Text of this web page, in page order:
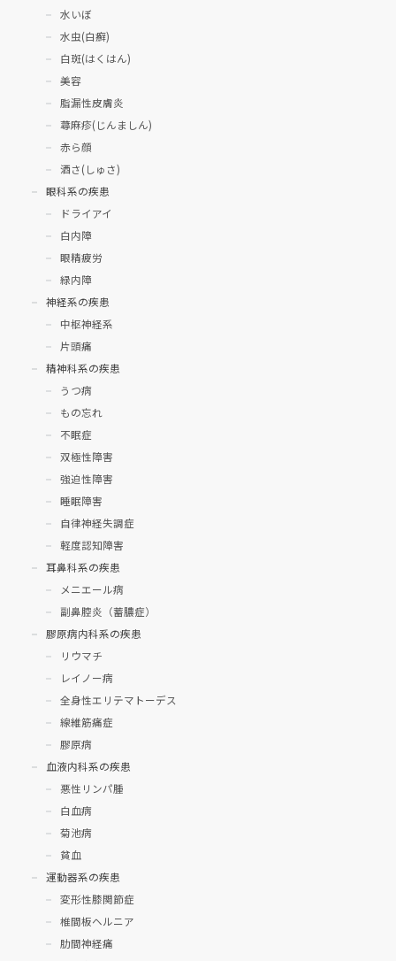
水いぼ
水虫(白癬)
白斑(はくはん)
美容
脂漏性皮膚炎
蕁麻疹(じんましん)
赤ら顔
酒さ(しゅさ)
眼科系の疾患
ドライアイ
白内障
眼精疲労
緑内障
神経系の疾患
中枢神経系
片頭痛
精神科系の疾患
うつ病
もの忘れ
不眠症
双極性障害
強迫性障害
睡眠障害
自律神経失調症
軽度認知障害
耳鼻科系の疾患
メニエール病
副鼻腔炎（蓄膿症）
膠原病内科系の疾患
リウマチ
レイノー病
全身性エリテマトーデス
線維筋痛症
膠原病
血液内科系の疾患
悪性リンパ腫
白血病
菊池病
貧血
運動器系の疾患
変形性膝関節症
椎間板ヘルニア
肋間神経痛